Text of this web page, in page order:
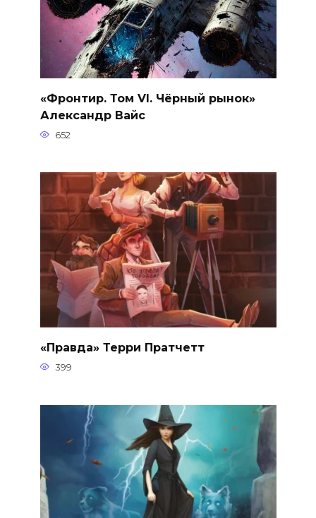
«Фронтир. Том VI. Чёрный рынок»
Александр Вайс
652
«Правда» Терри Пратчетт
399